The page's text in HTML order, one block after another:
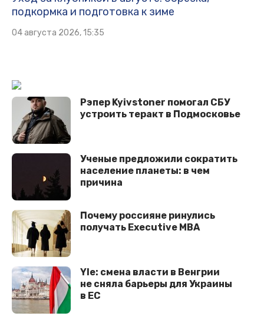
подкормка и подготовка к зиме
04 августа 2026, 15:35
Рэпер Kyivstoner помогал СБУ
устроить теракт в Подмосковье
Ученые предложили сократить
население планеты: в чем
причина
Почему россияне ринулись
получать Executive MBA
Yle: смена власти в Венгрии
не сняла барьеры для Украины
в ЕС